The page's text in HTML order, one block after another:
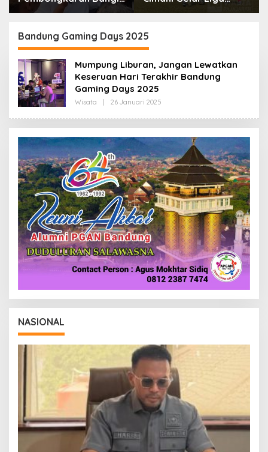
dan Penertiban PKL
Internasional 2026,
Siap Hadir
Bandung Gaming Days 2025
Mumpung Liburan, Jangan Lewatkan
Keseruan Hari Terakhir Bandung
Gaming Days 2025
Wisata 26 Januari 2025
E
H
R
A
K
S
I
NASIONAL